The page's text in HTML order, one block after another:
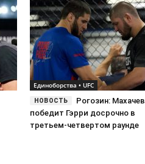
Единоборства • UFC
Рогозин: Махачев
победит Гэрри досрочно в
третьем-четвертом раунде